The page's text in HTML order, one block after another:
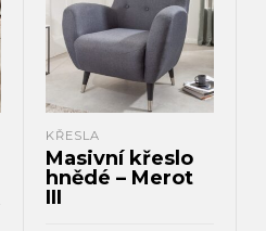
KŘESLA
Masivní křeslo
hnědé – Merot
III